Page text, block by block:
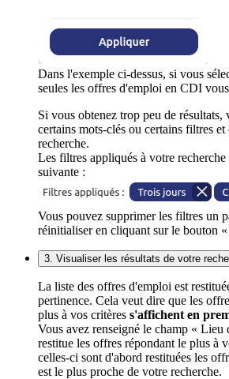
Dans l'exemple ci-dessus, si vous
seules les offres d'emploi en CDI
Si vous obtenez trop peu de
certains mots-clés ou certains filtres
recherche.
Les filtres appliqués à votre recherche
suivante :
Vous pouvez supprimer les filtres un
réinitialiser en cliquant sur le bouton
3. Visualiser les résultats de votre
La liste des offres d'emploi est
pertinence. Cela veut dire que les
plus à vos critères s'affichent en
Vous avez renseigné le champ « Lieu
restitue les offres répondant le plus à
celles-ci sont d'abord restituées les
est le plus proche de votre recherche.